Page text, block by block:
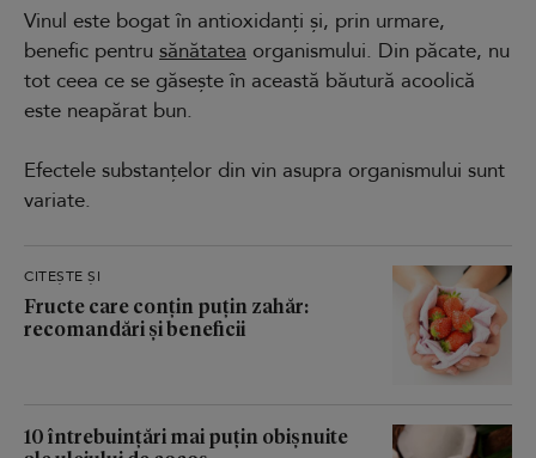
Vinul este bogat în antioxidanți și, prin urmare,
benefic pentru sănătatea organismului. Din păcate, nu
tot ceea ce se găsește în această băutură acoolică
este neapărat bun.
Efectele substanțelor din vin asupra organismului sunt
variate.
CITEȘTE ȘI
Fructe care conțin puțin zahăr:
recomandări și beneficii
10 întrebuințări mai puțin obișnuite